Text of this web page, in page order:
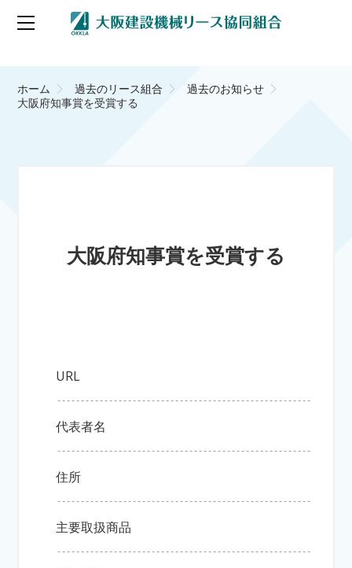
ホーム 過去のリース組合
過去のお知らせ
大阪府知事賞を受賞する
大阪府知事賞を受賞する
URL
代表者名
住所
主要取扱商品